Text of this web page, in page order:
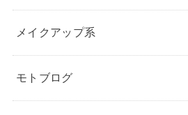
メイクアップ系
モトブログ